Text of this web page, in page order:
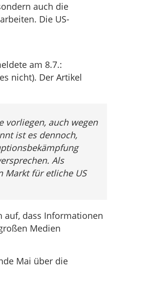
auch die
Die US-
am 8.7.:
nicht). Der Artikel
vorliegen, auch wegen
ist es dennoch,
Als
Markt für etliche US
auf, dass Informationen
Medien
Mai über die